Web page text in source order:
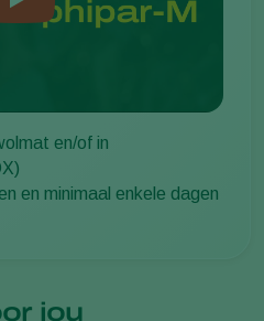
en/of in
en minimaal enkele dagen
jou